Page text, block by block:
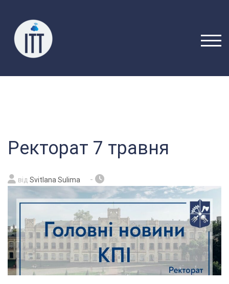
вмісту
Ректорат 7 травня
від Svitlana Sulima -